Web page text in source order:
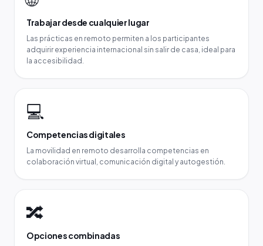
Trabajar desde cualquier lugar
Las prácticas en remoto permiten a los participantes
adquirir experiencia internacional sin salir de casa, ideal para
la accesibilidad.
💻
Competencias digitales
La movilidad en remoto desarrolla competencias en
colaboración virtual, comunicación digital y autogestión.
🔀
Opciones combinadas